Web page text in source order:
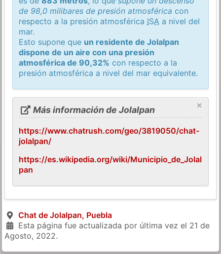
de 98,0 milibares de presión atmosférica con
respecto a la presión atmosférica ISA a nivel del
mar.
Esto supone que un residente de Jolalpan
dispone de un aire con una presión
atmosférica de 90,32% con respecto a la
presión atmosférica a nivel del mar equivalente.
×
Más información de Jolalpan
https://www.chatrush.com/geo/3819050/chat-
jolalpan/
https://es.wikipedia.org/wiki/Municipio_de_Jolal
pan
Chat de Jolalpan, Puebla
Esta página fue actualizada por última vez el 21 de
Agosto, 2022.